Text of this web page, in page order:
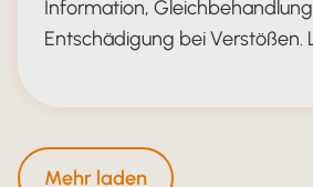
EU-
Information,
Entschädigung bei Verstößen.
Mehr laden